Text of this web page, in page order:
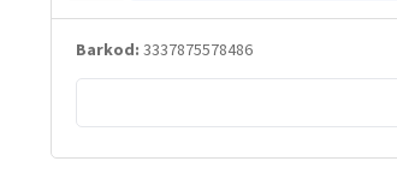
Cream
Antienflamatuar
Barkod: 3337875578486